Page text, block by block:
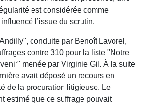
est considérée comme
l’issue du scrutin.
conduite par Benoît Lavorel,
contre 310 pour la liste "Notre
menée par Virginie Gil. À la suite
avait déposé un recours en
de la procuration litigieuse. Le
estimé que ce suffrage pouvait